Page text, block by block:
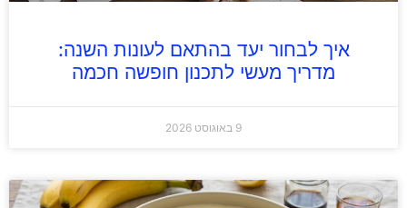
איך לבחור יעד בהתאם לעונות השנה:
מדריך מעשי לתכנון חופשה חכמה
9 באוגוסט 2026